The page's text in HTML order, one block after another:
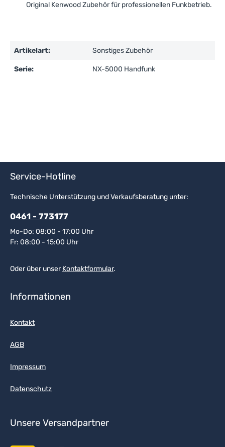
Original Kenwood Zubehör für professionellen Funkbetrieb.
Artikelart: Sonstiges Zubehör
Serie: NX-5000 Handfunk
Service-Hotline
Technische Unterstützung und Verkaufsberatung unter:
0461 - 773177
Mo-Do: 08:00 - 17:00 Uhr
Fr: 08:00 - 15:00 Uhr
Oder über unserKontaktformular.
Informationen
Kontakt
AGB
Impressum
Datenschutz
Unsere Versandpartner